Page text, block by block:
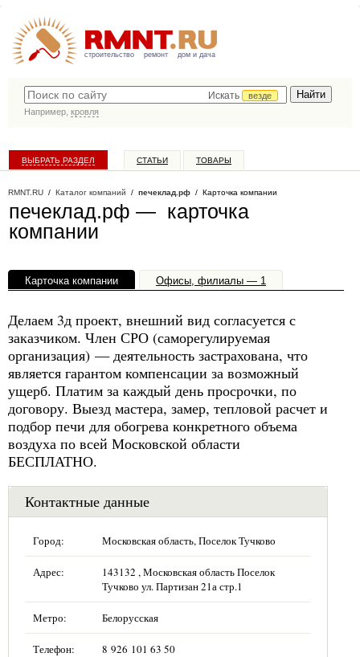
строительство ремонт дом и дача
Искать
везде
Например, кровля
ВЫБРАТЬ РАЗДЕЛ СТАТЬИ ТОВАРЫ
RMNT.RU / Каталог компаний / печеклад.рф / Карточка компании
печеклад.рф — карточка
компании
Карточка компании Офисы, филиалы — 1
Делаем 3д проект, внешний вид согласуется с
заказчиком. Член СРО (саморегулируемая
организация) — деятельность застрахована, что
является гарантом компенсации за возможный
ущерб. Платим за каждый день просрочки, по
договору. Выезд мастера, замер, тепловой расчет и
подбор печи для обогрева конкретного объема
воздуха по всей Московской области
БЕСПЛАТНО.
Контактные данные
Город: Московская область, Поселок Тучково
Адрес:
143132 , Московская область Поселок
Тучково ул. Партизан 21а стр.1
Метро: Белорусская
Телефон: 8 926 101 63 50